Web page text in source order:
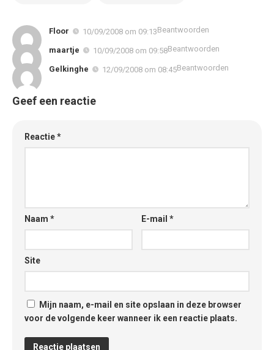
Floor 10/09/2008 om 09:13Beantwoorden
maartje 10/09/2008 om 09:58Beantwoorden
Gelkinghe 12/09/2008 om 08:45Beantwoorden
Geef een reactie
Reactie*
Naam * E-mail*
Site
Mijn naam, e-mail en site opslaan in deze browser
voor de volgende keer wanneer ik een reactie plaats.